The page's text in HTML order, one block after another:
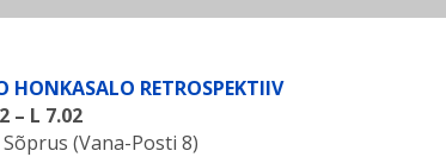
HONKASALO RETROSPEKTIIV
– L 7.02
(Vana-Posti 8)